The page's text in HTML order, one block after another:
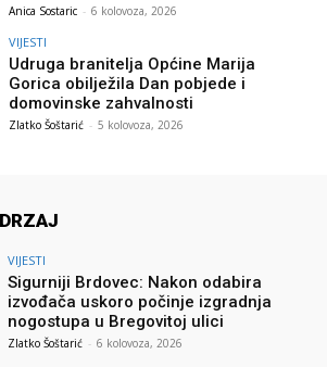
Anica Sostaric - 6 kolovoza, 2026
VIJESTI
Udruga branitelja Općine Marija
Gorica obilježila Dan pobjede i
domovinske zahvalnosti
Zlatko Šoštarić - 5 kolovoza, 2026
VIJESTI
Sigurniji Brdovec: Nakon odabira
izvođača uskoro počinje izgradnja
nogostupa u Bregovitoj ulici
Zlatko Šoštarić - 6 kolovoza, 2026